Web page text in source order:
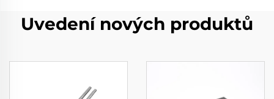
Uvedení nových produktů